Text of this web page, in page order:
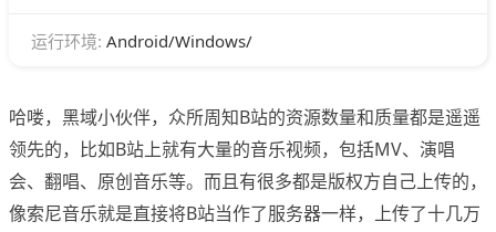
运行环境: Android/Windows/
哈喽，黑域小伙伴，众所周知B站的资源数量和质量都是遥遥
领先的，比如B站上就有大量的音乐视频，包括MV、演唱
会、翻唱、原创音乐等。而且有很多都是版权方自己上传的，
像索尼音乐就是直接将B站当作了服务器一样，上传了十几万